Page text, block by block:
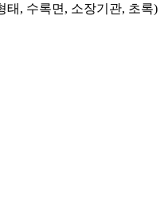
태, 수록면, 소장기관, 초록)